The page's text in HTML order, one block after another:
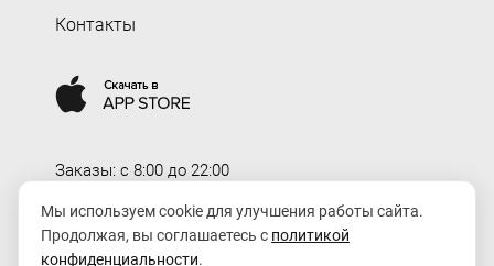
Контакты
Заказы: c 8:00 до 22:00
Доставка: c 8:00 до 00:00
order@rozaexpress.ru
Мы используем cookie для улучшения работы сайта.
Продолжая, вы соглашаетесь с политикой
конфиденциальности.